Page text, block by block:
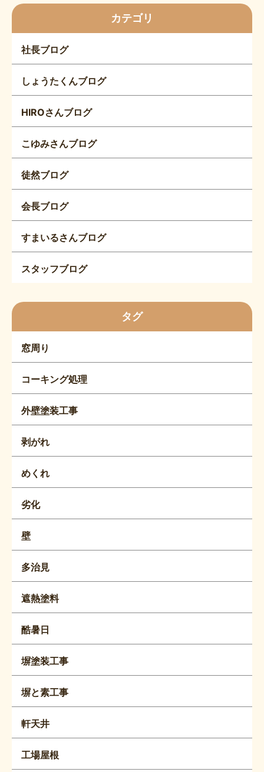
カテゴリ
社長ブログ
しょうたくんブログ
HIROさんブログ
こゆみさんブログ
徒然ブログ
会長ブログ
すまいるさんブログ
スタッフブログ
タグ
窓周り
コーキング処理
外壁塗装工事
剥がれ
めくれ
劣化
壁
多治見
遮熱塗料
酷暑日
塀塗装工事
塀と素工事
軒天井
工場屋根